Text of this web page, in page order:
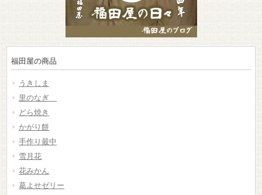
福田屋の商品
うきしま
里のなぎ
どら焼き
かがり餅
手作り最中
雪月花
花みかん
葛よせゼリー